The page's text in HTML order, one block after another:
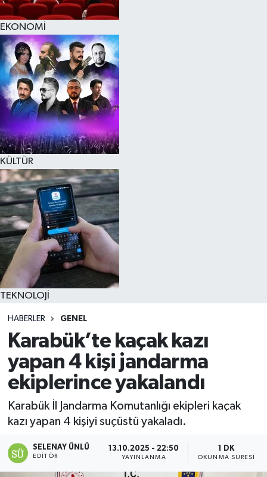
EKONOMİ
KÜLTÜR
TEKNOLOJİ
HABERLER GENEL
Karabük’te kaçak kazı
yapan 4 kişi jandarma
ekiplerince yakalandı
Karabük İl Jandarma Komutanlığı ekipleri kaçak
kazı yapan 4 kişiyi suçüstü yakaladı.
SELENAY ÜNLÜ
EDITÖR
13.10.2025 - 22:50
YAYINLANMA
1 DK
OKUNMA SÜRESI